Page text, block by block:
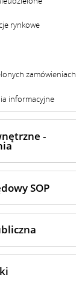
rynkowe
zamówieniach
informacyjne
-
SOP